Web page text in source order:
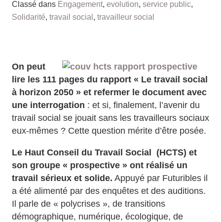
Classé dans Engagement, evolution, service public,
Solidarité, travail social , travailleur social
On peut
lire les 111 pages du rapport « Le travail social
à horizon 2050 » et refermer le document avec
une interrogation : et si, finalement, l’avenir du
travail social se jouait sans les travailleurs sociaux
eux‑mêmes ? ​ Cette question mérite d’être posée.
Le Haut Conseil du Travail Social (HCTS) et
son groupe « prospective » ont réalisé un
travail sérieux et solide. Appuyé par Futuribles il
a été alimenté par des enquêtes et des auditions.
Il parle de « polycrises », de transitions
démographique, numérique, écologique, de